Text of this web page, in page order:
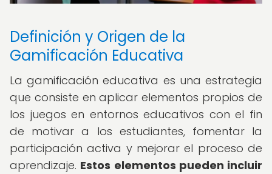
Definición y Origen de la
Gamificación Educativa
La gamificación educativa es una estrategia
que consiste en aplicar elementos propios de
los juegos en entornos educativos con el fin
de motivar a los estudiantes, fomentar la
participación activa y mejorar el proceso de
aprendizaje. Estos elementos pueden incluir